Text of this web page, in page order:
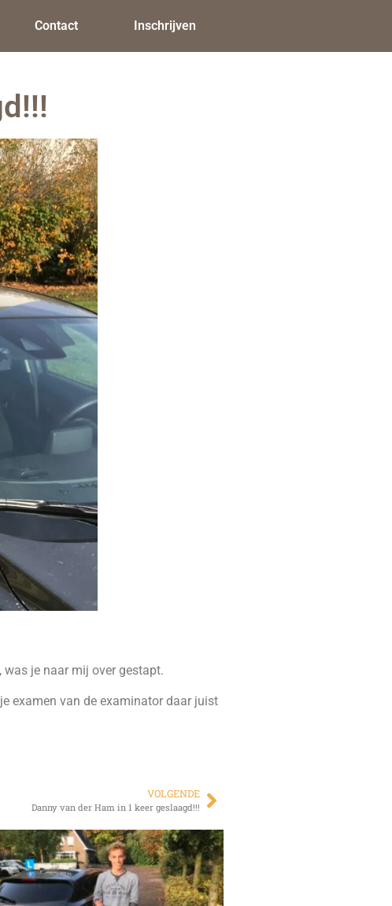
Contact Inschrijven
je naar mij over gestapt.
examen van de examinator daar juist
VOLGENDE
Danny van der Ham in 1 keer geslaagd!!!